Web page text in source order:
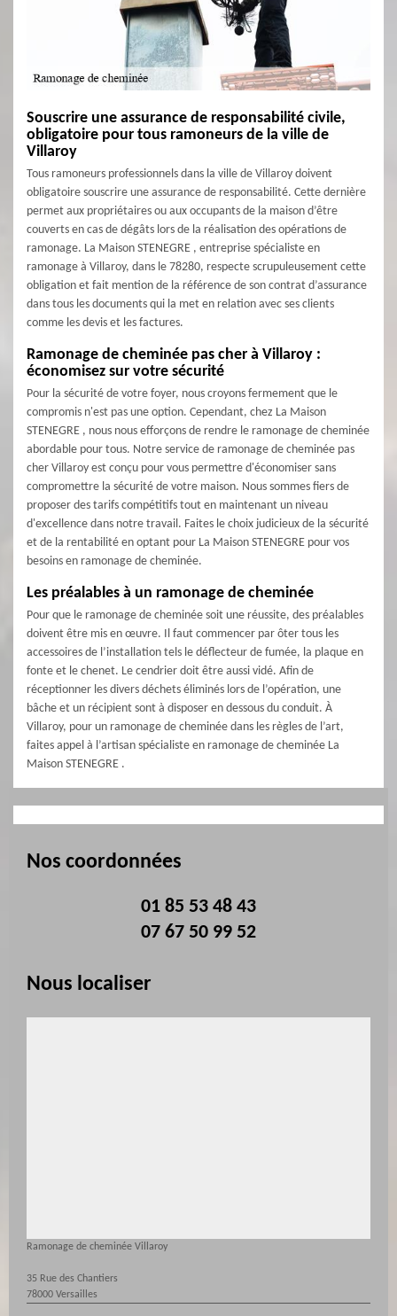
Souscrire une assurance de responsabilité civile,
obligatoire pour tous ramoneurs de la ville de
Villaroy
Tous ramoneurs professionnels dans la ville de Villaroy doivent
obligatoire souscrire une assurance de responsabilité. Cette dernière
permet aux propriétaires ou aux occupants de la maison d’être
couverts en cas de dégâts lors de la réalisation des opérations de
ramonage. La Maison STENEGRE , entreprise spécialiste en
ramonage à Villaroy, dans le 78280, respecte scrupuleusement cette
obligation et fait mention de la référence de son contrat d’assurance
dans tous les documents qui la met en relation avec ses clients
comme les devis et les factures.
Ramonage de cheminée pas cher à Villaroy :
économisez sur votre sécurité
Pour la sécurité de votre foyer, nous croyons fermement que le
compromis n'est pas une option. Cependant, chez La Maison
STENEGRE , nous nous efforçons de rendre le ramonage de cheminée
abordable pour tous. Notre service de ramonage de cheminée pas
cher Villaroy est conçu pour vous permettre d'économiser sans
compromettre la sécurité de votre maison. Nous sommes fiers de
proposer des tarifs compétitifs tout en maintenant un niveau
d'excellence dans notre travail. Faites le choix judicieux de la sécurité
et de la rentabilité en optant pour La Maison STENEGRE pour vos
besoins en ramonage de cheminée.
Les préalables à un ramonage de cheminée
Pour que le ramonage de cheminée soit une réussite, des préalables
doivent être mis en œuvre. Il faut commencer par ôter tous les
accessoires de l’installation tels le déflecteur de fumée, la plaque en
fonte et le chenet. Le cendrier doit être aussi vidé. Afin de
réceptionner les divers déchets éliminés lors de l’opération, une
bâche et un récipient sont à disposer en dessous du conduit. À
Villaroy, pour un ramonage de cheminée dans les règles de l’art,
faites appel à l’artisan spécialiste en ramonage de cheminée La
Maison STENEGRE .
Nos coordonnées
01 85 53 48 43
07 67 50 99 52
Nous localiser
Ramonage de cheminée Villaroy
35 Rue des Chantiers
78000 Versailles